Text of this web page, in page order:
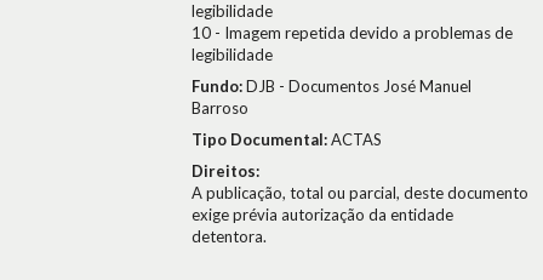
legibilidade
10 - Imagem repetida devido a problemas de
legibilidade
Fundo:DJB - Documentos José Manuel
Barroso
Tipo Documental:ACTAS
Direitos:
A publicação, total ou parcial, deste documento
exige prévia autorização da entidade
detentora.